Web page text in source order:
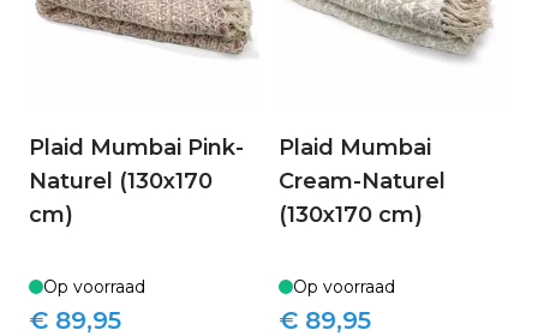
Plaid Mumbai Pink-
Naturel (130x170
cm)
Op voorraad
€ 89,95
Plaid Mumbai
Cream-Naturel
(130x170 cm)
Op voorraad
€ 89,95